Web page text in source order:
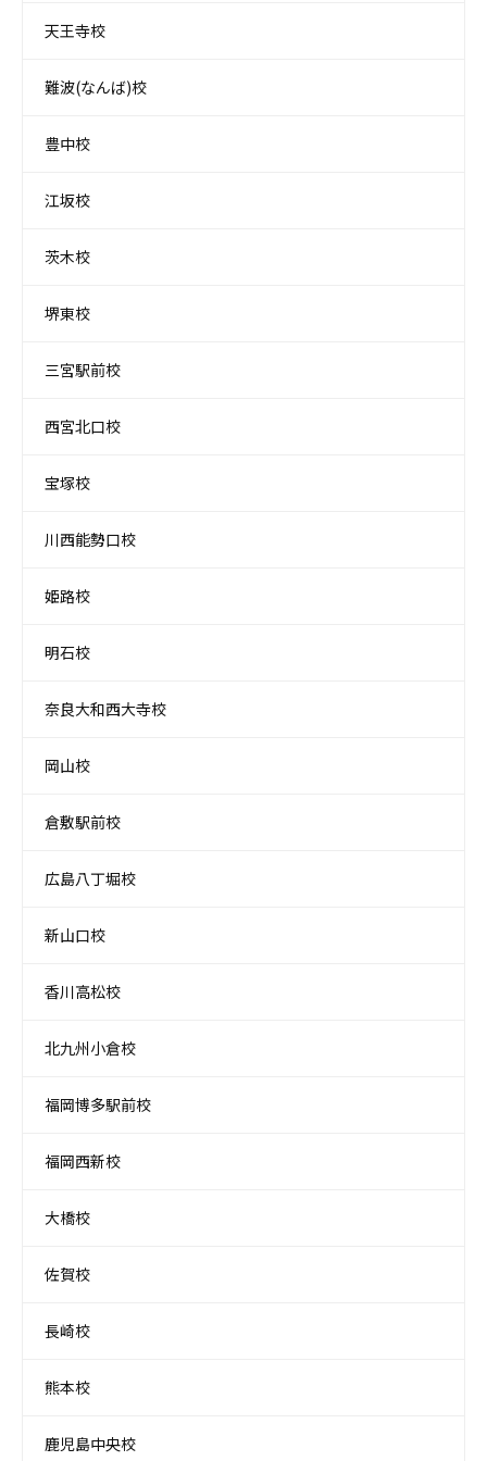
天王寺校
難波(なんば)校
豊中校
江坂校
茨木校
堺東校
三宮駅前校
西宮北口校
宝塚校
川西能勢口校
姫路校
明石校
奈良大和西大寺校
岡山校
倉敷駅前校
広島八丁堀校
新山口校
香川高松校
北九州小倉校
福岡博多駅前校
福岡西新校
大橋校
佐賀校
長崎校
熊本校
鹿児島中央校